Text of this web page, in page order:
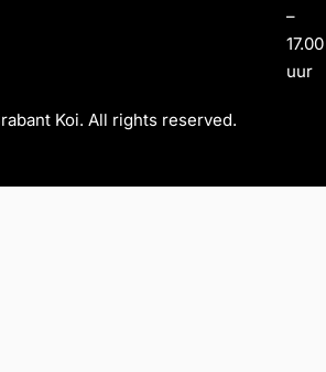
–
17.00
uur
Koi. All rights reserved.